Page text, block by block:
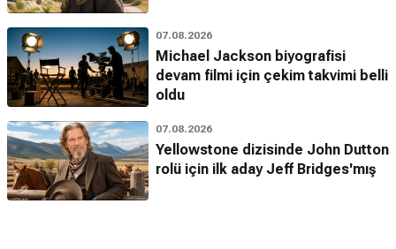
07.08.2026
Michael Jackson biyografisi
devam filmi için çekim takvimi belli
oldu
07.08.2026
Yellowstone dizisinde John Dutton
rolü için ilk aday Jeff Bridges'mış